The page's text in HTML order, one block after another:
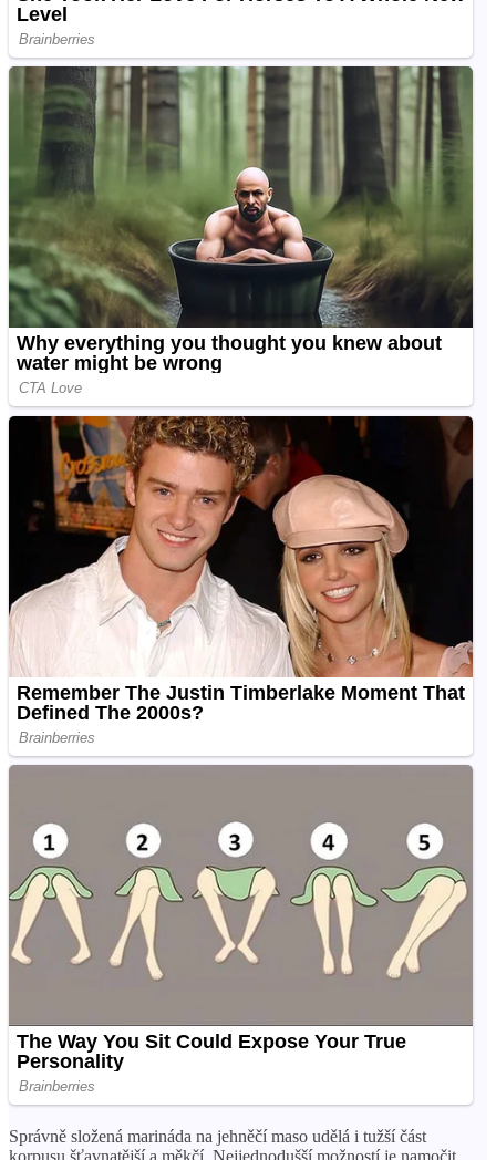
Správně složená marináda na jehněčí maso udělá i tužší část
korpusu šťavnatější a měkčí. Nejjednodušší možností je namočit